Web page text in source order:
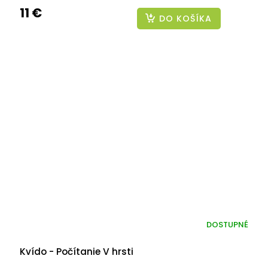
11 € DO KOŠÍKA
Kvído - Počítanie V hrsti
DOSTUPNÉ